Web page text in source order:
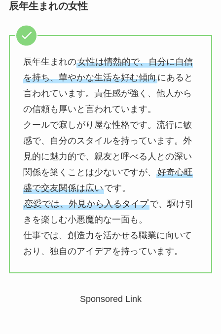
辰年生まれの女性
辰年生まれの女性は情熱的で、自分に自信
を持ち、華やかな生活を好む傾向にあると
言われています。責任感が強く、他人から
の信頼も厚いと言われています。
クールで寂しがり屋な性格です。流行に敏
感で、自分のスタイルを持っています。外
見的に魅力的で、親友と呼べる人との深い
関係を築くことは少ないですが、 好奇心旺
盛で交友関係は広いです。
恋愛では、外見から入るタイプで、駆け引
きを楽しむ小悪魔的な一面も。
仕事では、創造力を活かせる職業に向いて
おり、独自のアイデアを持っています。
Sponsored Link